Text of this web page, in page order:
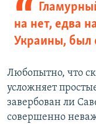
на нет, едва
Украины, был
Любопытно, что
усложняет
завербован ли
совершенно